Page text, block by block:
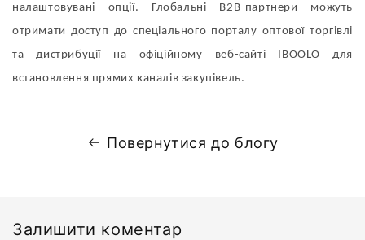
налаштовувані опції. Глобальні B2B-партнери можуть
отримати доступ до спеціального порталу оптової торгівлі
та дистрибуції на офіційному веб-сайті IBOOLO для
встановлення прямих каналів закупівель.
Повернутися до блогу
Залишити коментар